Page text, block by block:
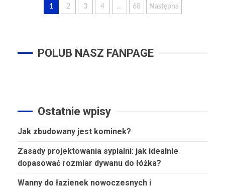
Nawigacja
wpisach
1 2 3 4 … 68 Następna
POLUB NASZ FANPAGE
Ostatnie wpisy
Jak zbudowany jest kominek?
Zasady projektowania sypialni: jak idealnie
dopasować rozmiar dywanu do łóżka?
Wanny do łazienek nowoczesnych i